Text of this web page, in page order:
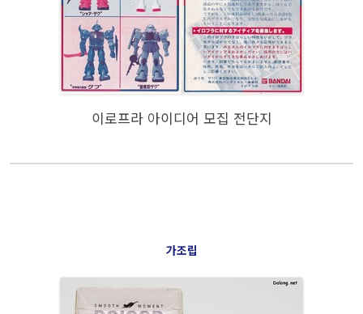
이로프라 아이디어 모집 전단지
가조립